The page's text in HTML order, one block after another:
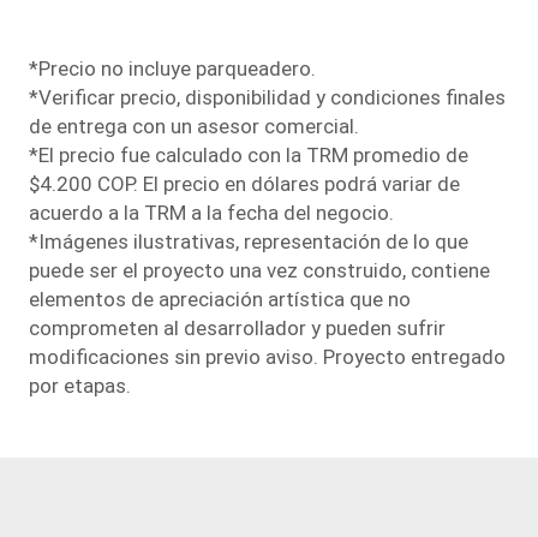
*Precio no incluye parqueadero.
*Verificar precio, disponibilidad y condiciones finales
de entrega con un asesor comercial.
*El precio fue calculado con la TRM promedio de
$4.200 COP. El precio en dólares podrá variar de
acuerdo a la TRM a la fecha del negocio.
*Imágenes ilustrativas, representación de lo que
puede ser el proyecto una vez construido, contiene
elementos de apreciación artística que no
comprometen al desarrollador y pueden sufrir
modiﬁcaciones sin previo aviso. Proyecto entregado
por etapas.